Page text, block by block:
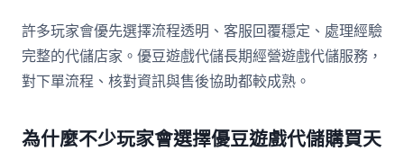
許多玩家會優先選擇流程透明、客服回覆穩定、處理經驗
完整的代儲店家。優豆遊戲代儲長期經營遊戲代儲服務，
對下單流程、核對資訊與售後協助都較成熟。
為什麼不少玩家會選擇優豆遊戲代儲購買天